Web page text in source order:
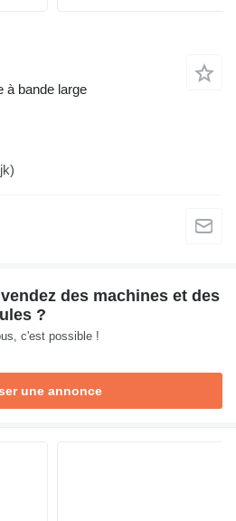
à bande large
des machines et des
?
c'est possible !
une annonce